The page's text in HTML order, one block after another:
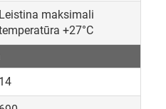
Leistina maksimali
+27°C
14